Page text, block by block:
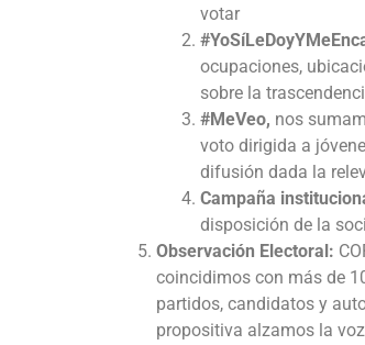
votar
ocupaciones,
sobre la
#MeVeo, nos
voto dirigida a
difusión dada la
Campaña
disposición de la
Observación Electoral:
coincidimos con más de
partidos, candidatos y
propositiva alzamos la